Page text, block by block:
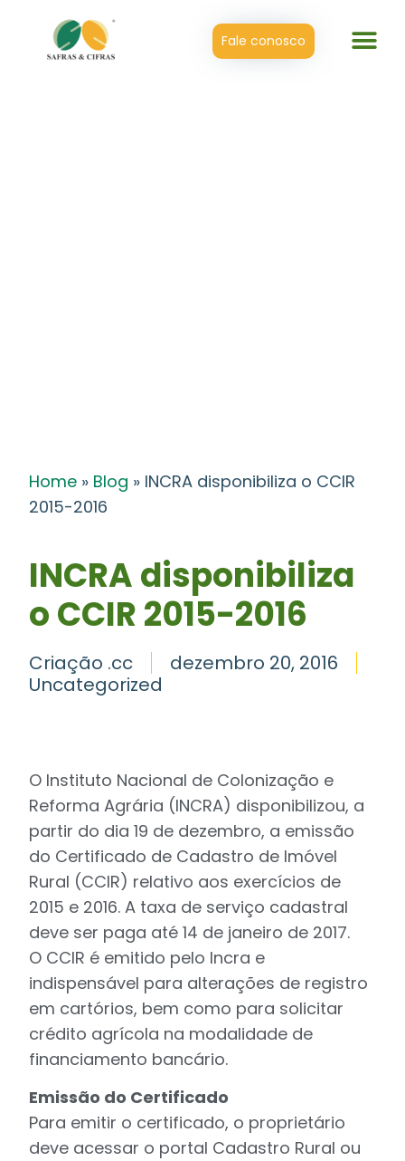
Fale conosco
Home » Blog » INCRA disponibiliza o CCIR
2015-2016
INCRA disponibiliza
o CCIR 2015-2016
Criação .cc
dezembro 20, 2016
Uncategorized
O Instituto Nacional de Colonização e
Reforma Agrária (INCRA) disponibilizou, a
partir do dia 19 de dezembro, a emissão
do Certificado de Cadastro de Imóvel
Rural (CCIR) relativo aos exercícios de
2015 e 2016. A taxa de serviço cadastral
deve ser paga até 14 de janeiro de 2017.
O CCIR é emitido pelo Incra e
indispensável para alterações de registro
em cartórios, bem como para solicitar
crédito agrícola na modalidade de
financiamento bancário.
Emissão do Certificado
Para emitir o certificado, o proprietário
deve acessar o portal Cadastro Rural ou